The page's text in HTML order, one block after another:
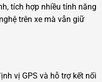
tích hợp nhiều tính năng
trên xe mà vẫn giữ
vị GPS và hỗ trợ kết nối